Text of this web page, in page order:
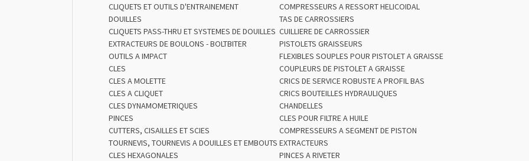
CLIQUETS ET OUTILS D'ENTRAINEMENT
DOUILLES
CLIQUETS PASS-THRU ET SYSTEMES DE DOUILLES
EXTRACTEURS DE BOULONS - BOLTBITER
OUTILS A IMPACT
CLES
CLES A MOLETTE
CLES A CLIQUET
CLES DYNAMOMETRIQUES
PINCES
CUTTERS, CISAILLES ET SCIES
TOURNEVIS, TOURNEVIS A DOUILLES ET EMBOUTS
CLES HEXAGONALES
COMPRESSEURS A RESSORT HELICOIDAL
TAS DE CARROSSIERS
CUILLIERE DE CARROSSIER
PISTOLETS GRAISSEURS
FLEXIBLES SOUPLES POUR PISTOLET A GRAISSE
COUPLEURS DE PISTOLET A GRAISSE
CRICS DE SERVICE ROBUSTE A PROFIL BAS
CRICS BOUTEILLES HYDRAULIQUES
CHANDELLES
CLES POUR FILTRE A HUILE
COMPRESSEURS A SEGMENT DE PISTON
EXTRACTEURS
PINCES A RIVETER